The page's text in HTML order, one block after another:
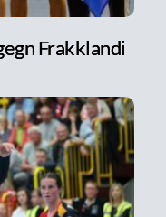
Frakklandi